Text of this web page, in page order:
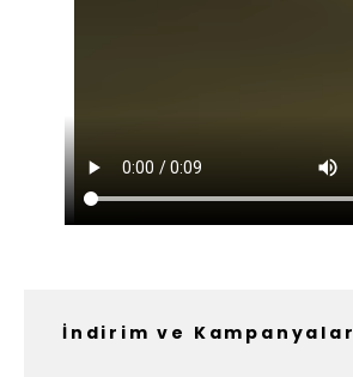
İndirim ve Kampanyalar